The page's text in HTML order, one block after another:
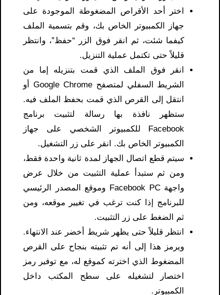
اختر أحد الأقراص المضغوطة الموجودة على
جهاز الكمبيوتر الخاص بك، وقم بتسمية الملف
كيفما شئت، ثم انقر فوق الزر “حفظ”، وانتظر
قليلاً حتى تكتمل عملية التنزيل.
انقر فوق الملف الذي قمت بتنزيله إما من
الشريط السفلي لمتصفح Google Chrome أو
انتقل إلى القرص الذي قمت بحفظ الملف فيه.
ستظهر نافذة بها رسالة لتثبيت برنامج
Facebook للكمبيوتر الشخصي على جهاز
الكمبيوتر الخاص بك. انقر على زر التشغيل.
سيتم قطع اتصال الجهاز لمدة ثانية واحدة فقط،
ومن ثم ستبدأ عملية التثبيت من خلال عرض
واجهة Facebook PC وموقع المصدر الرئيسي
للبرنامج إذا كنت ترغب في تغيير موقعه، ومن
ثم الضغط على زر التثبيت.
انتظر قليلاً حتى يظهر شريط أخضر عند الانتهاء.
ويرمز هذا إلى أنه تم تثبيته بنجاح على القرص
المضغوط الذي اخترته كموقع له، مع توفير رمز
اختصار لتشغيله على سطح المكتب داخل
الكمبيوتر.